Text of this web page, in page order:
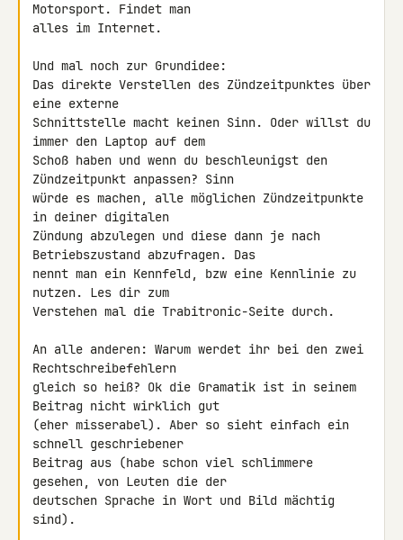
Motorsport. Findet man
alles im Internet.
Und mal noch zur Grundidee:
Das direkte Verstellen des Zündzeitpunktes über
eine externe
Schnittstelle macht keinen Sinn. Oder willst du
immer den Laptop auf dem
Schoß haben und wenn du beschleunigst den
Zündzeitpunkt anpassen? Sinn
würde es machen, alle möglichen Zündzeitpunkte
in deiner digitalen
Zündung abzulegen und diese dann je nach
Betriebszustand abzufragen. Das
nennt man ein Kennfeld, bzw eine Kennlinie zu
nutzen. Les dir zum
Verstehen mal die Trabitronic-Seite durch.
An alle anderen: Warum werdet ihr bei den zwei
Rechtschreibefehlern
gleich so heiß? Ok die Gramatik ist in seinem
Beitrag nicht wirklich gut
(eher misserabel). Aber so sieht einfach ein
schnell geschriebener
Beitrag aus (habe schon viel schlimmere
gesehen, von Leuten die der
deutschen Sprache in Wort und Bild mächtig
sind).